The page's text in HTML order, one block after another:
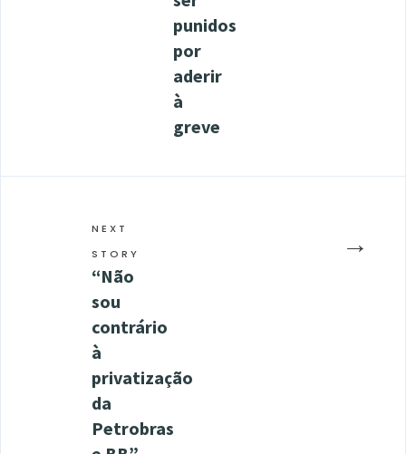
punidos
por
aderir
à
greve
→
NEXT
STORY
“Não
sou
contrário
à
privatização
da
Petrobras